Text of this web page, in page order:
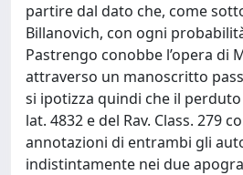
partire dal dato che, come
Billanovich, con ogni
Pastrengo conobbe l’opera di
attraverso un manoscritto
si ipotizza quindi che il
lat. 4832 e del Rav. Class. 279
annotazioni di entrambi gli
indistintamente nei due